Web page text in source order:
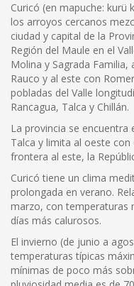
Curicó (en mapuche: kurü
los arroyos cercanos
ciudad y capital de la
Región del Maule en el
Molina y Sagrada
Rauco y al este con
pobladas del Valle
Rancagua, Talca y Chillán.
La provincia se encuentra
Talca y limita al oeste
frontera al este, la
Curicó tiene un clima
prolongada en verano.
marzo, con temperaturas
días más calurosos.
El invierno (de junio a
temperaturas típicas
mínimas de poco más